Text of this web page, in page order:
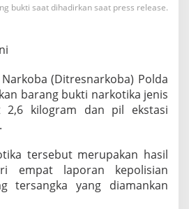
bukti saat dihadirkan saat press release.
(Ditresnarkoba) Polda
barang bukti narkotika jenis
2,6 kilogram dan pil ekstasi
tersebut merupakan hasil
empat laporan kepolisian
tersangka yang diamankan